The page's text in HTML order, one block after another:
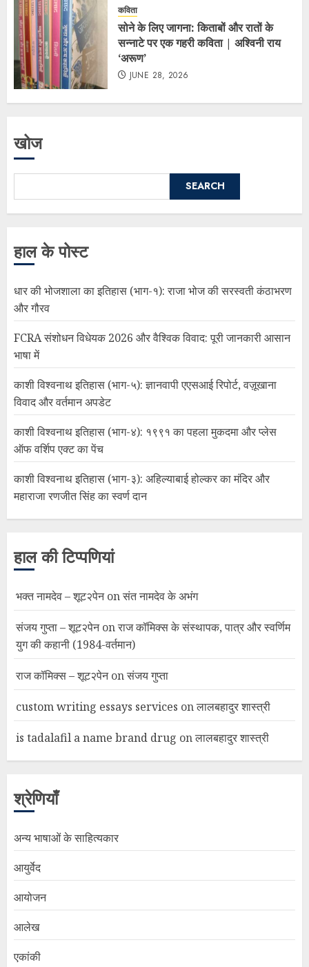
कविता
सोने के लिए जागना: किताबों और रातों के
सन्नाटे पर एक गहरी कविता | अश्विनी राय
‘अरूण’
JUNE 28, 2026
खोज
SEARCH
हाल के पोस्ट
धार की भोजशाला का इतिहास (भाग-१): राजा भोज की सरस्वती कंठाभरण
और गौरव
FCRA संशोधन विधेयक 2026 और वैश्विक विवाद: पूरी जानकारी आसान
भाषा में
काशी विश्वनाथ इतिहास (भाग-५): ज्ञानवापी एएसआई रिपोर्ट, वज़ूखाना
विवाद और वर्तमान अपडेट
काशी विश्वनाथ इतिहास (भाग-४): १९९१ का पहला मुकदमा और प्लेस
ऑफ वर्शिप एक्ट का पेंच
काशी विश्वनाथ इतिहास (भाग-३): अहिल्याबाई होल्कर का मंदिर और
महाराजा रणजीत सिंह का स्वर्ण दान
हाल की टिप्पणियां
भक्त नामदेव – शूट२पेनonसंत नामदेव के अभंग
संजय गुप्ता – शूट२पेनonराज कॉमिक्स के संस्थापक, पात्र और स्वर्णिम
युग की कहानी (1984-वर्तमान)
राज कॉमिक्स – शूट२पेनonसंजय गुप्ता
custom writing essays services onलालबहादुर शास्त्री
is tadalafil a name brand drug onलालबहादुर शास्त्री
श्रेणियाँ
अन्य भाषाओं के साहित्यकार
आयुर्वेद
आयोजन
आलेख
एकांकी